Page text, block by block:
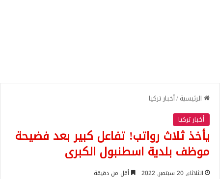
الرئيسية/أخبار تركيا
أخبار تركيا
يأخذ ثلاث رواتب! تفاعل كبير بعد فضيحة
موظف بلدية اسطنبول الكبرى
الثلاثاء, 20 سبتمبر, 2022 أقل من دقيقة